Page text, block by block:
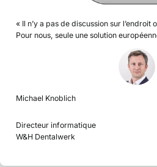
« Il n’y a pas de discussion sur l’endroit
Pour nous, seule une solution
Michael Knoblich
Directeur informatique
W&H Dentalwerk